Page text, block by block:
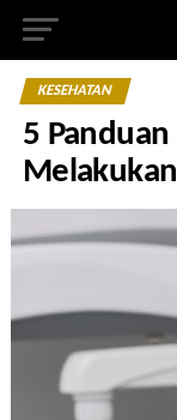
KESEHATAN
5